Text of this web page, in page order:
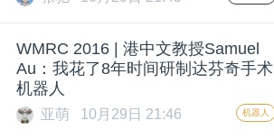
动
中
WMRC 2016 | 港中文教授Samuel
Au：我花了8年时间研制达芬奇手术
机器人
亚萌 10月29日 21:46 机器人